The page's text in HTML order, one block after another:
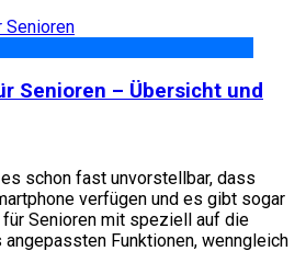
Senioren – Übersicht und
schon fast unvorstellbar, dass
verfügen und es gibt sogar
Senioren mit speziell auf die
Funktionen, wenngleich